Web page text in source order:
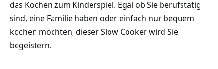
das Kochen zum Kinderspiel. Egal ob Sie berufstätig
sind, eine Familie haben oder einfach nur bequem
kochen möchten, dieser Slow Cooker wird Sie
begeistern.